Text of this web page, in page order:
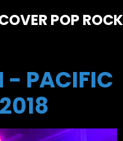
POP ROCK
- PACIFIC